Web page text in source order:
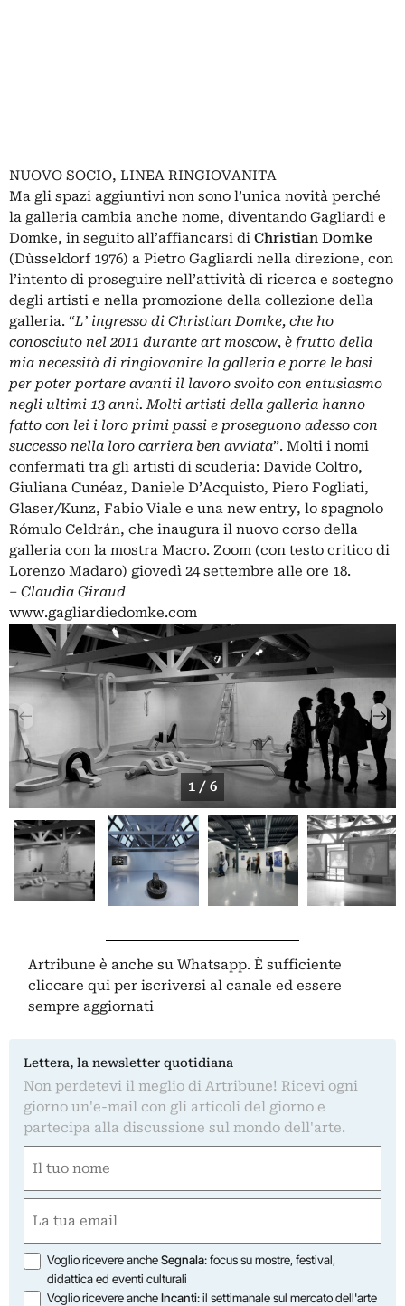
NUOVO SOCIO, LINEA RINGIOVANITA
Ma gli spazi aggiuntivi non sono l’unica novità perché
la galleria cambia anche nome, diventando Gagliardi e
Domke, in seguito all’affiancarsi di Christian Domke
(Dùsseldorf 1976) a Pietro Gagliardi nella direzione, con
l’intento di proseguire nell’attività di ricerca e sostegno
degli artisti e nella promozione della collezione della
galleria. “L’ ingresso di Christian Domke, che ho
conosciuto nel 2011 durante art moscow, è frutto della
mia necessità di ringiovanire la galleria e porre le basi
per poter portare avanti il lavoro svolto con entusiasmo
negli ultimi 13 anni. Molti artisti della galleria hanno
fatto con lei i loro primi passi e proseguono adesso con
successo nella loro carriera ben avviata”. Molti i nomi
confermati tra gli artisti di scuderia: Davide Coltro,
Giuliana Cunéaz, Daniele D’Acquisto, Piero Fogliati,
Glaser/Kunz, Fabio Viale e una new entry, lo spagnolo
Rómulo Celdrán, che inaugura il nuovo corso della
galleria con la mostra Macro. Zoom (con testo critico di
Lorenzo Madaro) giovedì 24 settembre alle ore 18.
– Claudia Giraud
www.gagliardiedomke.com
1 / 6
Artribune è anche su Whatsapp. È sufficiente
cliccare qui per iscriversi al canale ed essere
sempre aggiornati
Lettera, la newsletter quotidiana
Non perdetevi il meglio di Artribune! Ricevi ogni
giorno un'e-mail con gli articoli del giorno e
partecipa alla discussione sul mondo dell'arte.
(Required)
First
(Required)
Opzioni
Voglio ricevere ancheSegnala: focus su mostre, festival,
didattica ed eventi culturali
Voglio ricevere ancheIncanti: il settimanale sul mercato dell'arte